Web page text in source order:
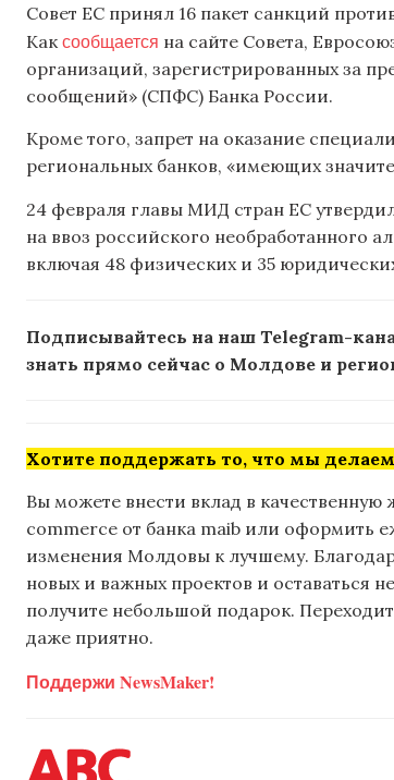
Совет ЕС принял 16 пакет санкций
Как сообщается на сайте Совета,
организаций, зарегистрированных за
сообщений» (СПФС) Банка России.
Кроме того, запрет на оказание
региональных банков, «имеющих
24 февраля главы МИД стран ЕС
на ввоз российского
включая 48 физических и 35
Подписывайтесь на наш Telegram-
знать прямо сейчас о Молдове и
Хотите поддержать то, что мы
Вы можете внести вклад в
commerce от банка maib или оформить
изменения Молдовы к лучшему.
новых и важных проектов и оставаться
получите небольшой подарок.
даже приятно.
Поддержи NewsMaker!